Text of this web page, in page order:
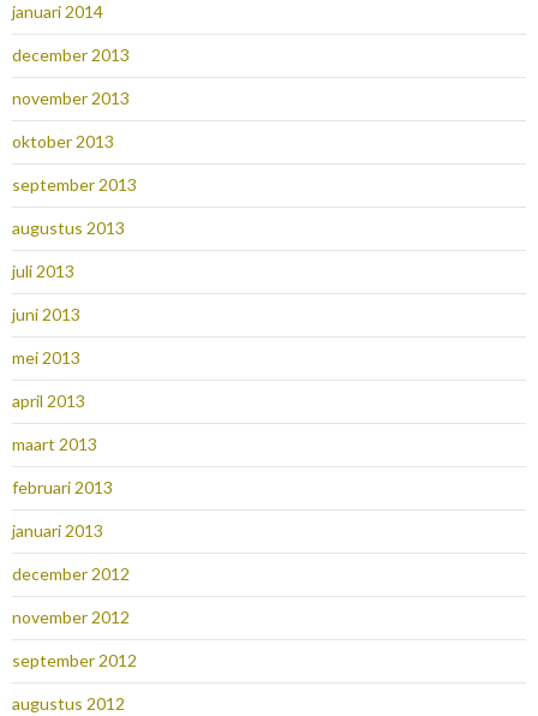
januari 2014
december 2013
november 2013
oktober 2013
september 2013
augustus 2013
juli 2013
juni 2013
mei 2013
april 2013
maart 2013
februari 2013
januari 2013
december 2012
november 2012
september 2012
augustus 2012